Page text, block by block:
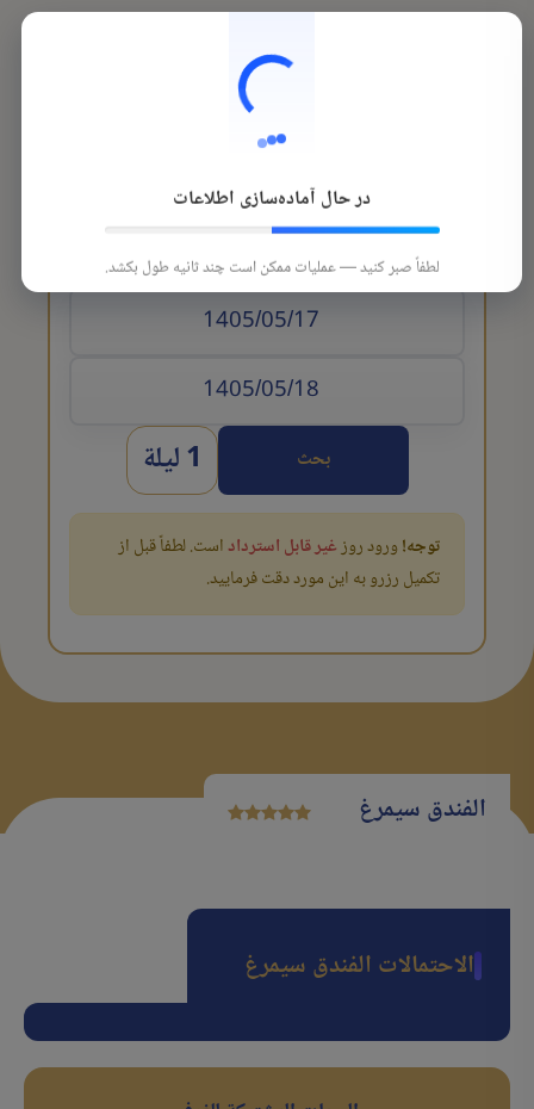
تاريخ الوصول
بحث 1 ليلة
توجه!ورود روزغیر قابل استرداداست. لطفاً قبل از
تکمیل رزرو به این مورد دقت فرمایید.
در حال آماده‌سازی اطلاعات
لطفاً صبر کنید — عملیات ممکن است چند ثانیه طول بکشد.
الفندق سیمرغ
الاحتمالات الفندق سیمرغ